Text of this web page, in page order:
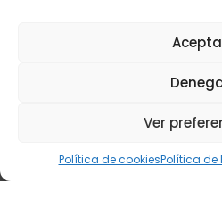
Ver
Política de cookiesPolítica de
central@oxycomb.com
12004